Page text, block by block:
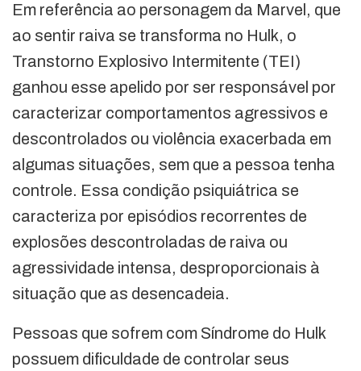
Em referência ao personagem da Marvel, que
ao sentir raiva se transforma no Hulk, o
Transtorno Explosivo Intermitente (TEI)
ganhou esse apelido por ser responsável por
caracterizar comportamentos agressivos e
descontrolados ou violência exacerbada em
algumas situações, sem que a pessoa tenha
controle. Essa condição psiquiátrica se
caracteriza por episódios recorrentes de
explosões descontroladas de raiva ou
agressividade intensa, desproporcionais à
situação que as desencadeia.
Pessoas que sofrem com Síndrome do Hulk
possuem dificuldade de controlar seus